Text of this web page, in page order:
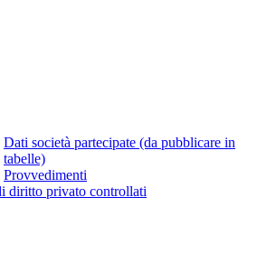
Dati società partecipate (da pubblicare in
tabelle)
Provvedimenti
diritto privato controllati